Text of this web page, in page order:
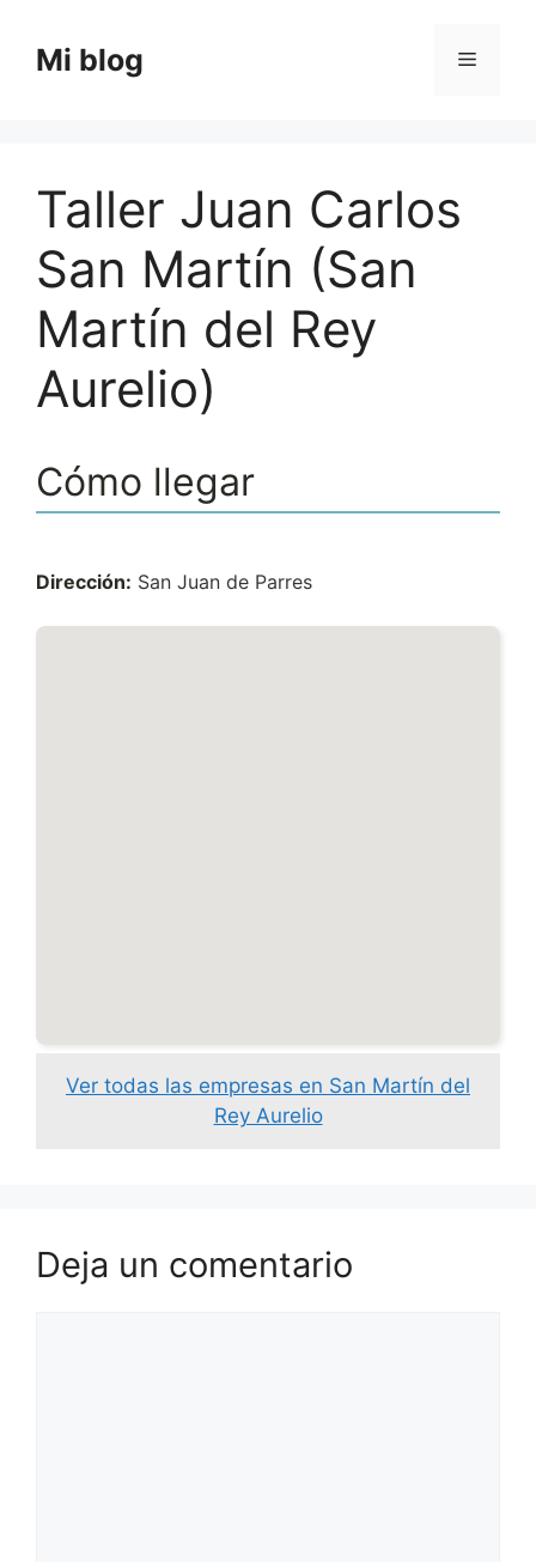
contenido
Mi blog Menú
Taller Juan Carlos
San Martín (San
Martín del Rey
Aurelio)
Cómo llegar
Dirección: San Juan de Parres
Ver todas las empresas en San Martín del
Rey Aurelio
Deja un comentario